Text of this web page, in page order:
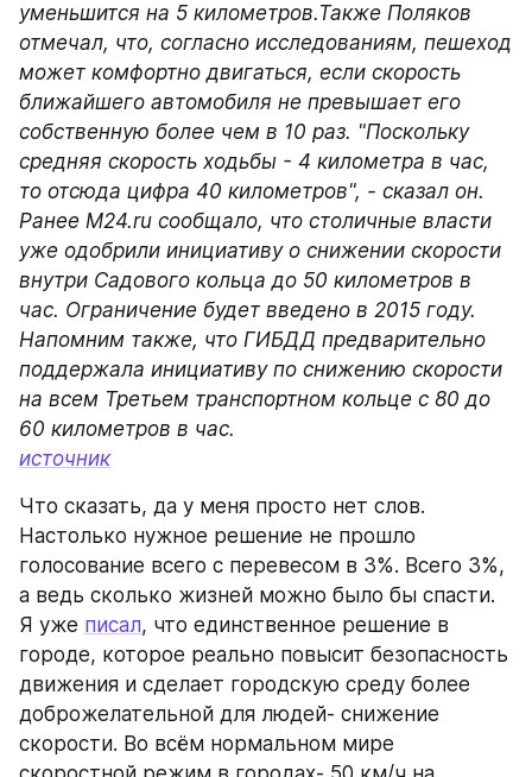
уменьшится на 5 километров.Также Поляков
отмечал, что, согласно исследованиям, пешеход
может комфортно двигаться, если скорость
ближайшего автомобиля не превышает его
собственную более чем в 10 раз. "Поскольку
средняя скорость ходьбы - 4 километра в час,
то отсюда цифра 40 километров", - сказал он.
Ранее M24.ru сообщало, что столичные власти
уже одобрили инициативу о снижении скорости
внутри Садового кольца до 50 километров в
час. Ограничение будет введено в 2015 году.
Напомним также, что ГИБДД предварительно
поддержала инициативу по снижению скорости
на всем Третьем транспортном кольце с 80 до
60 километров в час.
источник
Что сказать, да у меня просто нет слов.
Настолько нужное решение не прошло
голосование всего с перевесом в 3%. Всего 3%,
а ведь сколько жизней можно было бы спасти.
Я уже писал, что единственное решение в
городе, которое реально повысит безопасность
движения и сделает городскую среду более
доброжелательной для людей- снижение
скорости. Во всём нормальном мире